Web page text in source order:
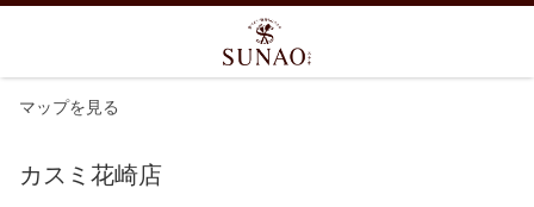
マップを見る
カスミ花崎店